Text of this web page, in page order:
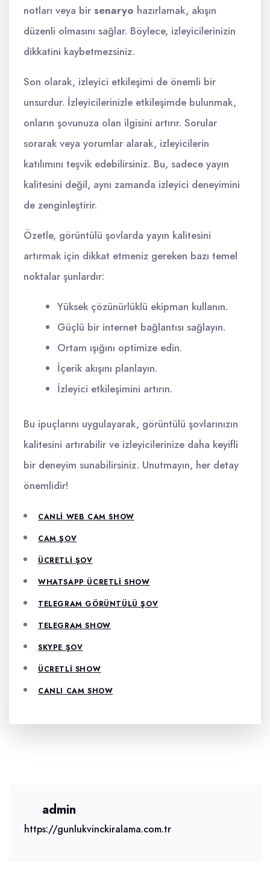
notları veya bir senaryo hazırlamak, akışın
düzenli olmasını sağlar. Böylece, izleyicilerinizin
dikkatini kaybetmezsiniz.
Son olarak, izleyici etkileşimi de önemli bir
unsurdur. İzleyicilerinizle etkileşimde bulunmak,
onların şovunuza olan ilgisini artırır. Sorular
sorarak veya yorumlar alarak, izleyicilerin
katılımını teşvik edebilirsiniz. Bu, sadece yayın
kalitesini değil, aynı zamanda izleyici deneyimini
de zenginleştirir.
Özetle, görüntülü şovlarda yayın kalitesini
artırmak için dikkat etmeniz gereken bazı temel
noktalar şunlardır:
Yüksek çözünürlüklü ekipman kullanın.
Güçlü bir internet bağlantısı sağlayın.
Ortam ışığını optimize edin.
İçerik akışını planlayın.
İzleyici etkileşimini artırın.
Bu ipuçlarını uygulayarak, görüntülü şovlarınızın
kalitesini artırabilir ve izleyicilerinize daha keyifli
bir deneyim sunabilirsiniz. Unutmayın, her detay
önemlidir!
CANLI WEB CAM SHOW
CAM ŞOV
ÜCRETLI ŞOV
WHATSAPP ÜCRETLI SHOW
TELEGRAM GÖRÜNTÜLÜ ŞOV
TELEGRAM SHOW
SKYPE ŞOV
ÜCRETLI SHOW
CANLI CAM SHOW
admin
https://gunlukvinckiralama.com.tr